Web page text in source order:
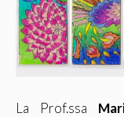
La Prof.ssa